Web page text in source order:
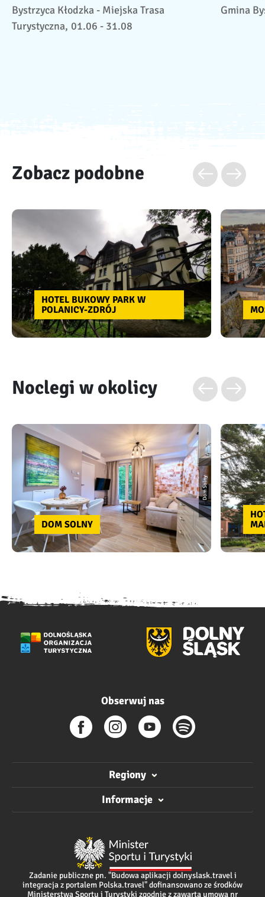
Bystrzyca Kłodzka - Miejska Trasa
Turystyczna, 01.06 - 31.08
Gmina
Zobacz podobne
HOTEL BUKOWY PARK W
POLANICY-ZDRÓJ
Noclegi w okolicy
Dom Solny
DOM SOLNY
Obserwuj nas
Regiony
Informacje
Zadanie publiczne pn. "Budowa aplikacji dolnyslask.travel i
integracja z portalem Polska.travel" dofinansowano ze środków
Ministerstwa Sportu i Turystyki zgodnie z zawartą umową nr